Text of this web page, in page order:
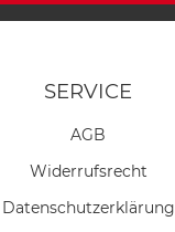
SERVICE
AGB
Widerrufs­recht
Daten­schutz­erklärung